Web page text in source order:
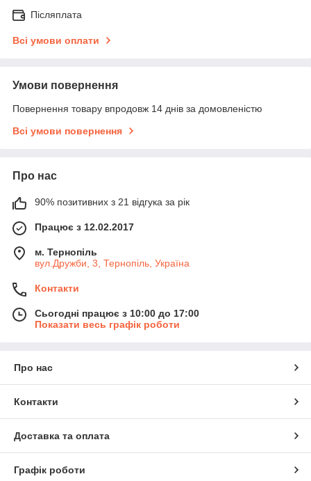
Післяплата
Всі умови оплати
Умови повернення
Повернення товару впродовж 14 днів за домовленістю
Всі умови повернення
Про нас
90% позитивних з 21 відгука за рік
Працює з 12.02.2017
м. Тернопіль
вул.Дружби, 3, Тернопіль, Україна
Контакти
Сьогодні працює з 10:00 до 17:00
Показати весь графік роботи
Про нас
Контакти
Доставка та оплата
Графік роботи